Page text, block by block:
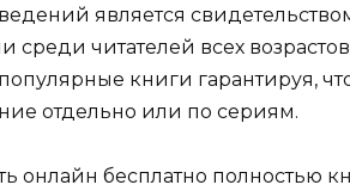
является
читателей всех
книги гарантируя,
отдельно или по сериям.
онлайн бесплатно полностью